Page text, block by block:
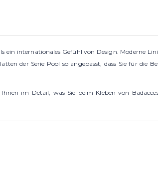
ein internationales Gefühl von Design. Moderne
der Serie Pool so angepasst, dass Sie für die
im Detail, was Sie beim Kleben von